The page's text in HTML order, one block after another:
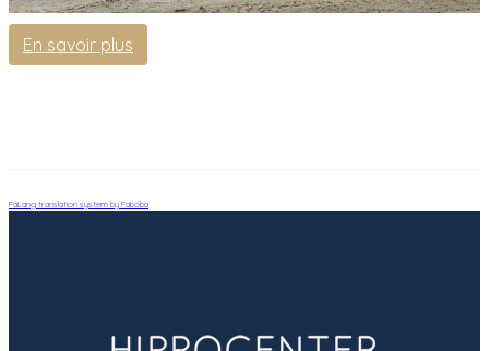
En savoir plus
FaLang translation system by Faboba